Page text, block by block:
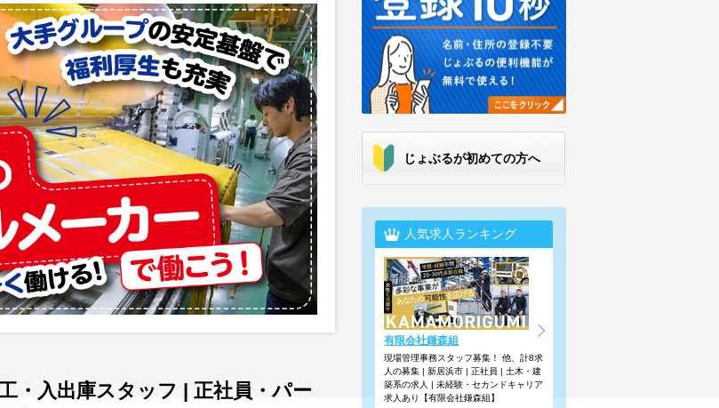
・入出庫スタッフ | 正社員・パー
じょぶるが初めての方へ
人気求人ランキング
有限会社鎌森組
現場管理事務スタッフ募集！ 他、計8求
人の募集 | 新居浜市 | 正社員 | 土木・建
築系の求人 | 未経験・セカンドキャリア
求人あり【有限会社鎌森組】